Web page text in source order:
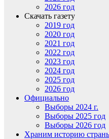
2026 год
Скачать газету
2019 год
2020 год
2021 год
2022 год
2023 год
2024 год
2025 год
2026 год
Официально
Выборы 2024 г.
Выборы 2025 год
Выборы 2026 год
Храним историю